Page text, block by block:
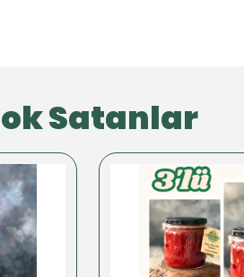
Satanlar